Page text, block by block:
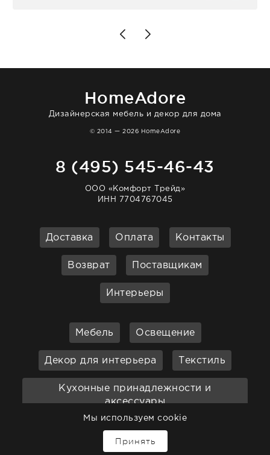
Позже заказывала остальные приборы -
доставили сдэком на следующий день к
отвечает очень быстро. Взаимодействием
HomeAdore
Дизайнерская мебель и декор для дома
© 2014 — 2026 HomeAdore
8 (495) 545-46-43
ООО «Комфорт Трейд»
ИНН 7704767045
Доставка Оплата Контакты
Возврат Поставщикам
Интерьеры
Мебель Освещение
Декор для интерьера Текстиль
Кухонные принадлежности и
аксессуары
Ванная Садовая мебель
Мы используем cookie
Принять